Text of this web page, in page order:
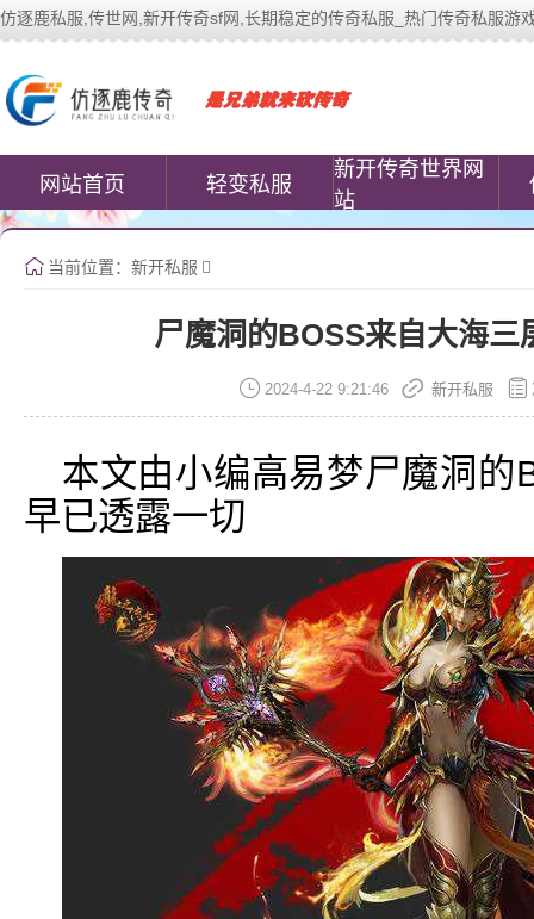
仿逐鹿私服,传世网,新开传奇sf网,长期稳定的传奇私服_热门传奇私服游
网站首页 轻变私服
新开传奇世界网
站
当前位置： 新开私服
尸魔洞的BOSS来自大海三
2024-4-22 9:21:46 新开私服
本文由小编高易梦尸魔洞的
早已透露一切